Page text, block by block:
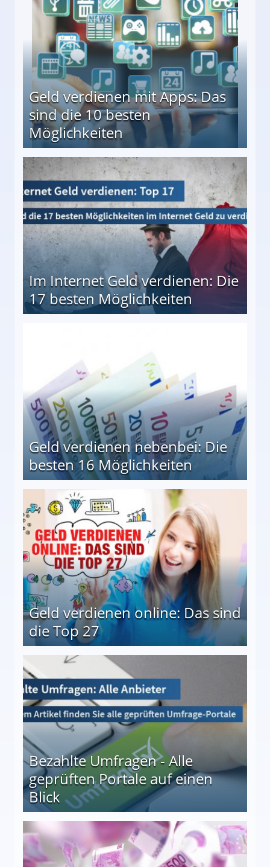
Geld verdienen mit Apps: Das
sind die 10 besten
Möglichkeiten
besten Möglichkeiten
Im Internet Geld verdienen: Die
17 besten Möglichkeiten
Geld verdienen nebenbei: Die
besten 16 Möglichkeiten
Geld verdienen online: Das sind
die Top 27
Bezahlte Umfragen - Alle
geprüften Portale auf einen
Blick
auf einen Blick